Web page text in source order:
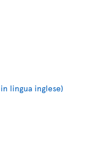
lingua inglese)